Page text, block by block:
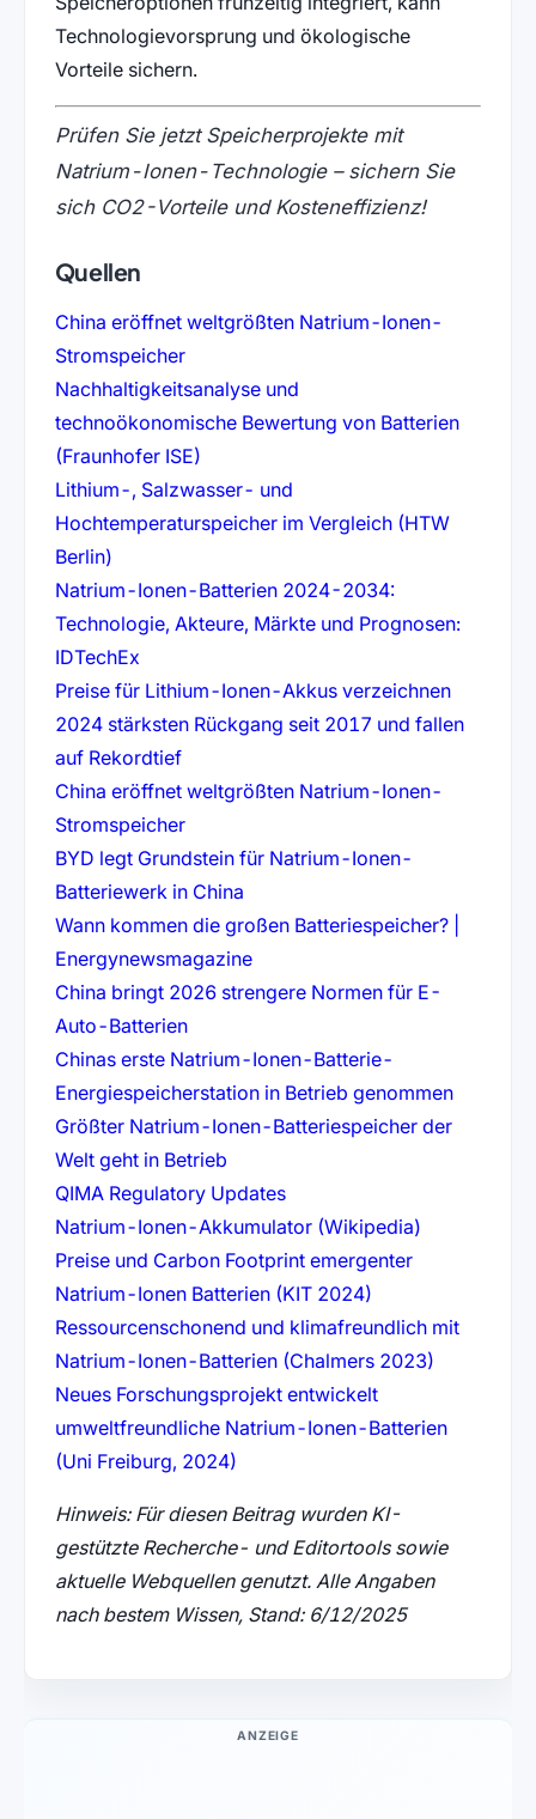
Technologievorsprung und ökologische
Vorteile sichern.
Prüfen Sie jetzt Speicherprojekte mit
Natrium-Ionen-Technologie – sichern Sie
sich CO2-Vorteile und Kosteneffizienz!
Quellen
China eröffnet weltgrößten Natrium-Ionen-
Stromspeicher(öffnet in neuem Tab)
Nachhaltigkeitsanalyse und
technoökonomische Bewertung von Batterien
(Fraunhofer ISE)(öffnet in neuem Tab)
Lithium-, Salzwasser- und
Hochtemperaturspeicher im Vergleich (HTW
Berlin)(öffnet in neuem Tab)
Natrium-Ionen-Batterien 2024-2034:
Technologie, Akteure, Märkte und Prognosen:
IDTechEx(öffnet in neuem Tab)
Preise für Lithium-Ionen-Akkus verzeichnen
2024 stärksten Rückgang seit 2017 und fallen
auf Rekordtief(öffnet in neuem Tab)
China eröffnet weltgrößten Natrium-Ionen-
Stromspeicher(öffnet in neuem Tab)
BYD legt Grundstein für Natrium-Ionen-
Batteriewerk in China(öffnet in neuem Tab)
Wann kommen die großen Batteriespeicher? |
Energynewsmagazine(öffnet in neuem Tab)
China bringt 2026 strengere Normen für E-
Auto-Batterien(öffnet in neuem Tab)
Chinas erste Natrium-Ionen-Batterie-
Energiespeicherstation in Betrieb genommen(öffnet in
Größter Natrium-Ionen-Batteriespeicher der
Welt geht in Betrieb(öffnet in neuem Tab)
QIMA Regulatory Updates(öffnet in neuem Tab)
Natrium-Ionen-Akkumulator (Wikipedia)(öffnet in
Preise und Carbon Footprint emergenter
Natrium-Ionen Batterien (KIT 2024)(öffnet in neuem
Ressourcenschonend und klimafreundlich mit
Natrium-Ionen-Batterien (Chalmers 2023)(öffnet in
Neues Forschungsprojekt entwickelt
umweltfreundliche Natrium-Ionen-Batterien
(Uni Freiburg, 2024)(öffnet in neuem Tab)
Hinweis: Für diesen Beitrag wurden KI-
gestützte Recherche- und Editortools sowie
aktuelle Webquellen genutzt. Alle Angaben
nach bestem Wissen, Stand: 6/12/2025
ANZEIGE